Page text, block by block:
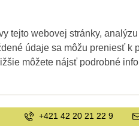
+421 42 20 21 22 9
tejto webovej stránky,
údaje sa môžu preniesť
môžete nájsť podrobné